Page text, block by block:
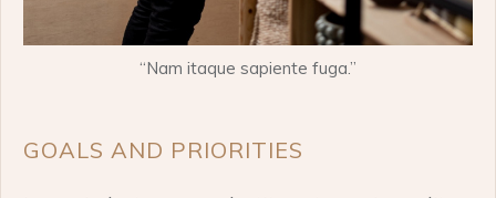
“Nam itaque sapiente fuga.”
GOALS AND PRIORITIES